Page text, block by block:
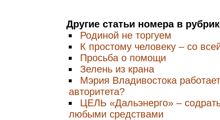
Другие статьи номера в
Родиной не торгуем
К простому человеку – со
Просьба о помощи
Зелень из крана
Мэрия Владивостока
авторитета?
ЦЕЛЬ «Дальэнерго» –
любыми средствами